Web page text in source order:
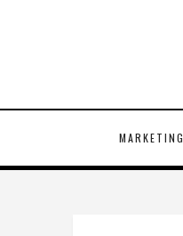
MARKETING